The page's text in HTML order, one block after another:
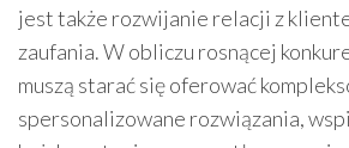
jest także rozwijanie relacji z
zaufania. W obliczu rosnącej
muszą starać się oferować
spersonalizowane rozwiązania,